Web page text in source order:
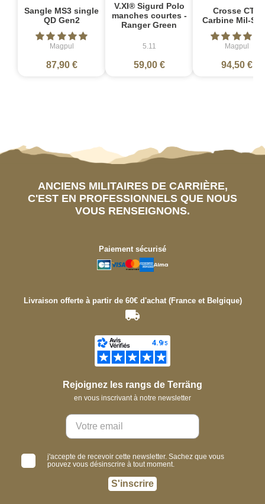
Sangle MS3 single
QD Gen2
Magpul
87,90 €
V.XI® Sigurd Polo
manches courtes -
Ranger Green
5.11
59,00 €
Crosse CTR
Carbine Mil-
Magpul
94,50 €
ANCIENS MILITAIRES DE CARRIÈRE,
C'EST EN PROFESSIONNELS QUE NOUS
VOUS RENSEIGNONS.
Paiement sécurisé
Livraison offerte à partir de 60€ d'achat (France et Belgique)
Rejoignez les rangs de Terräng
en vous inscrivant à notre newsletter
j'accepte de recevoir cette newsletter. Sachez que vous
pouvez vous désinscrire à tout moment.
S'inscrire